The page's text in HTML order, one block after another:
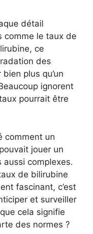
détail
comme le taux de
ce
des
plus qu’un
ignorent
pourrait être
comment un
jouer un
complexes.
de bilirubine
fascinant, c’est
et surveiller
cela signifie
des normes ?